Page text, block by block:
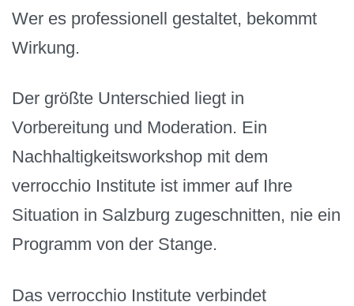
Wer es professionell gestaltet, bekommt
Wirkung.
Der größte Unterschied liegt in
Vorbereitung und Moderation. Ein
Nachhaltigkeitsworkshop mit dem
verrocchio Institute ist immer auf Ihre
Situation in Salzburg zugeschnitten, nie ein
Programm von der Stange.
Das verrocchio Institute verbindet